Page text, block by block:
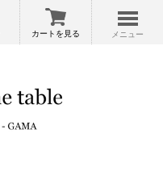
カートを見る メニュー